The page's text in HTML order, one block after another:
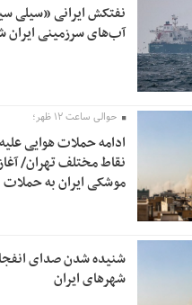
نفتکش ایرانی «سیلی
آب‌های سرزمینی ایران
حوالی ساعت ۱۲ ظهر؛
ادامه حملات هوایی
نقاط مختلف تهران/
موشکی ایران به حملات
شنیده شدن صدای
شهرهای ایران